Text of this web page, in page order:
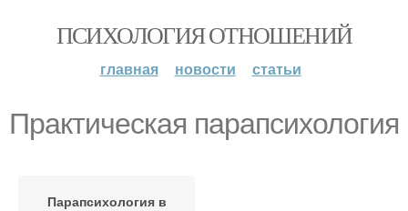
ПСИХОЛОГИЯ ОТНОШЕНИЙ
главная новости статьи
Практическая парапсихология
Парапсихология в